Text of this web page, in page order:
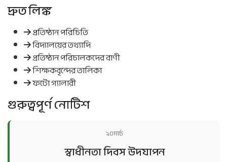
দ্রুত লিঙ্ক
প্রতিষ্ঠান পরিচিতি
বিদ্যালয়ের তথ্যাদি
প্রতিষ্ঠান পরিচালকদের বাণী
শিক্ষকবৃন্দের তালিকা
ফটো গ্যালারী
গুরুত্বপূর্ণ নোটিশ
২০মার্চ
স্বাধীনতা দিবস উদযাপন